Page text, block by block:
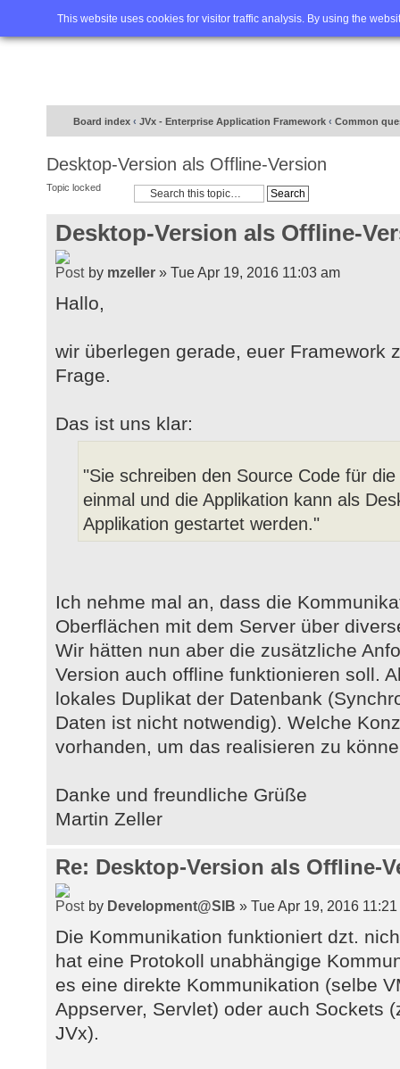
This website uses cookies for visitor traffic analysis. By using the
Home FAQ Advanced
Board index ‹ JVx - Enterprise Application Framework ‹ Common
Desktop-Version als Offline-Version
Topic locked
Desktop-Version als Offline-
by mzeller » Tue Apr 19, 2016 11:03 am
Hallo,
wir überlegen gerade, euer Framework
Frage.
Das ist uns klar:
"Sie schreiben den Source Code für
einmal und die Applikation kann als
Applikation gestartet werden."
Ich nehme mal an, dass die
Oberflächen mit dem Server über
Wir hätten nun aber die zusätzliche
Version auch offline funktionieren soll.
lokales Duplikat der Datenbank
Daten ist nicht notwendig). Welche
vorhanden, um das realisieren zu
Danke und freundliche Grüße
Martin Zeller
Re: Desktop-Version als Offline-
by Development@SIB » Tue Apr 19, 2016
Die Kommunikation funktioniert dzt.
hat eine Protokoll unabhängige
es eine direkte Kommunikation (selbe
Appserver, Servlet) oder auch Sockets
JVx).